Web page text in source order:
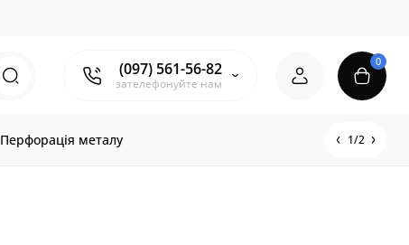
(097) 561-56-82
зателефонуйте нам
0
Перфорація металу 1/2